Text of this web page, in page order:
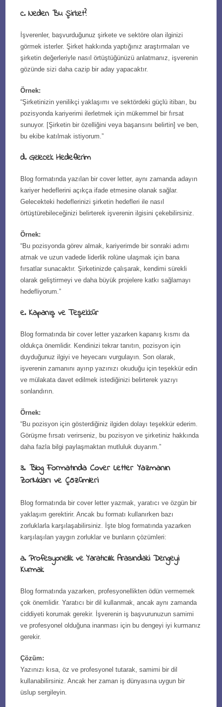
c. Neden Bu Şirket?
İşverenler, başvurduğunuz şirkete ve sektöre olan ilginizi
görmek isterler. Şirket hakkında yaptığınız araştırmaları ve
şirketin değerleriyle nasıl örtüştüğünüzü anlatmanız, işverenin
gözünde sizi daha cazip bir aday yapacaktır.
Örnek:
“Şirketinizin yenilikçi yaklaşımı ve sektördeki güçlü itibarı, bu
pozisyonda kariyerimi ilerletmek için mükemmel bir fırsat
sunuyor. [Şirketin bir özelliğini veya başarısını belirtin] ve ben,
bu ekibe katılmak istiyorum.”
d. Gelecek Hedeflerim
Blog formatında yazılan bir cover letter, aynı zamanda adayın
kariyer hedeflerini açıkça ifade etmesine olanak sağlar.
Gelecekteki hedeflerinizi şirketin hedefleri ile nasıl
örtüştürebileceğinizi belirterek işverenin ilgisini çekebilirsiniz.
Örnek:
“Bu pozisyonda görev almak, kariyerimde bir sonraki adımı
atmak ve uzun vadede liderlik rolüne ulaşmak için bana
fırsatlar sunacaktır. Şirketinizde çalışarak, kendimi sürekli
olarak geliştirmeyi ve daha büyük projelere katkı sağlamayı
hedefliyorum.”
e. Kapanış ve Teşekkür
Blog formatında bir cover letter yazarken kapanış kısmı da
oldukça önemlidir. Kendinizi tekrar tanıtın, pozisyon için
duyduğunuz ilgiyi ve heyecanı vurgulayın. Son olarak,
işverenin zamanını ayırıp yazınızı okuduğu için teşekkür edin
ve mülakata davet edilmek istediğinizi belirterek yazıyı
sonlandırın.
Örnek:
“Bu pozisyon için gösterdiğiniz ilgiden dolayı teşekkür ederim.
Görüşme fırsatı verirseniz, bu pozisyon ve şirketiniz hakkında
daha fazla bilgi paylaşmaktan mutluluk duyarım.”
3. Blog Formatında Cover Letter Yazmanın
Zorlukları ve Çözümleri
Blog formatında bir cover letter yazmak, yaratıcı ve özgün bir
yaklaşım gerektirir. Ancak bu formatı kullanırken bazı
zorluklarla karşılaşabilirsiniz. İşte blog formatında yazarken
karşılaşılan yaygın zorluklar ve bunların çözümleri:
a. Profesyonellik ve Yaratıcılık Arasındaki Dengeyi
Kurmak
Blog formatında yazarken, profesyonellikten ödün vermemek
çok önemlidir. Yaratıcı bir dil kullanmak, ancak aynı zamanda
ciddiyeti korumak gerekir. İşverenin iş başvurunuzun samimi
ve profesyonel olduğuna inanması için bu dengeyi iyi kurmanız
gerekir.
Çözüm:
Yazınızı kısa, öz ve profesyonel tutarak, samimi bir dil
kullanabilirsiniz. Ancak her zaman iş dünyasına uygun bir
üslup sergileyin.